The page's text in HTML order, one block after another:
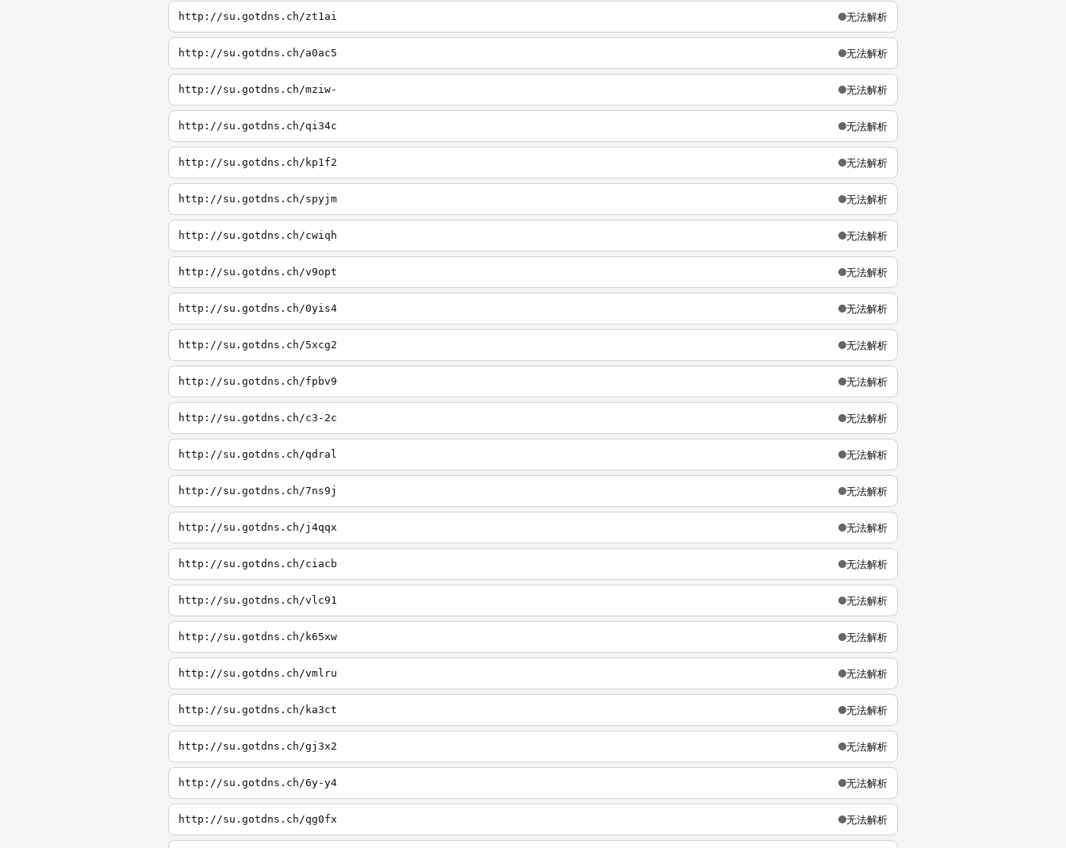
http://su.gotdns.ch/zt1ai 无法解析
http://su.gotdns.ch/a0ac5 无法解析
http://su.gotdns.ch/mziw- 无法解析
http://su.gotdns.ch/qi34c 无法解析
http://su.gotdns.ch/kp1f2 无法解析
http://su.gotdns.ch/spyjm 无法解析
http://su.gotdns.ch/cwiqh 无法解析
http://su.gotdns.ch/v9opt 无法解析
http://su.gotdns.ch/0yis4 无法解析
http://su.gotdns.ch/5xcg2 无法解析
http://su.gotdns.ch/fpbv9 无法解析
http://su.gotdns.ch/c3-2c 无法解析
http://su.gotdns.ch/qdral 无法解析
http://su.gotdns.ch/7ns9j 无法解析
http://su.gotdns.ch/j4qqx 无法解析
http://su.gotdns.ch/ciacb 无法解析
http://su.gotdns.ch/vlc91 无法解析
http://su.gotdns.ch/k65xw 无法解析
http://su.gotdns.ch/vmlru 无法解析
http://su.gotdns.ch/ka3ct 无法解析
http://su.gotdns.ch/gj3x2 无法解析
http://su.gotdns.ch/6y-y4 无法解析
http://su.gotdns.ch/qg0fx 无法解析